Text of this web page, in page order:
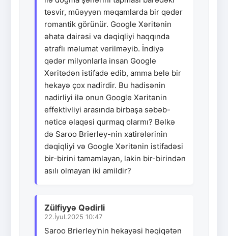
təsvir, müəyyən məqamlarda bir qədər
romantik görünür. Google Xəritənin
əhatə dairəsi və dəqiqliyi haqqında
ətraflı məlumat verilməyib. İndiyə
qədər milyonlarla insan Google
Xəritədən istifadə edib, amma belə bir
hekayə çox nadirdir. Bu hadisənin
nadirliyi ilə onun Google Xəritənin
effektivliyi arasında birbaşa səbəb-
nəticə əlaqəsi qurmaq olarmı? Bəlkə
də Saroo Brierley-nin xatirələrinin
dəqiqliyi və Google Xəritənin istifadəsi
bir-birini tamamlayan, lakin bir-birindən
asılı olmayan iki amildir?
Zülfiyyə Qədirli
22.İyul.2025 10:47
Saroo Brierley'nin hekayəsi həqiqətən